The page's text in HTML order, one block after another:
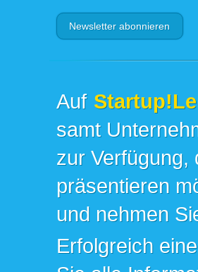
Auf
samt
zur Verfügung,
präsentieren
und nehmen
Erfolgreich